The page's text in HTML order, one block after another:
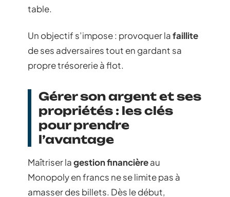
table.
Un objectif s’impose : provoquer lafaillite
de ses adversaires tout en gardant sa
propre trésorerie à flot.
Gérer son argent et ses
propriétés : les clés
pour prendre
l’avantage
Maîtriser lagestion financièreau
Monopoly en francs ne se limite pas à
amasser des billets. Dès le début,